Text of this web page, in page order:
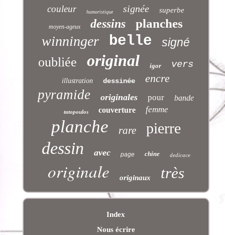
couleur humoristique signée superbe
moyen-ageux dessins planches
winninger belle signé
oubliée original igor vers
illustration dessinée encre
pyramide originales pour bande
tatopoulos couverture femme
planche rare pierre
dessin avec page chine dedicace
originale originaux très
Index
Nous écrire